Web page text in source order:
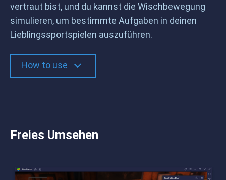
vertraut bist, und du kannst die Wischbewegung
simulieren, um bestimmte Aufgaben in deinen
Lieblingssportspielen auszuführen.
How to use
Freies Umsehen